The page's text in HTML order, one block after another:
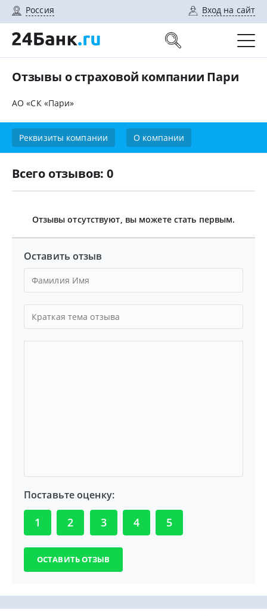
Россия Вход на сайт
Отзывы о страховой компании Пари
АО «СК «Пари»
Реквизиты компании О компании
Всего отзывов: 0
Отзывы отсутствуют, вы можете стать первым.
Оставить отзыв
Поставьте оценку:
1 2 3 4 5